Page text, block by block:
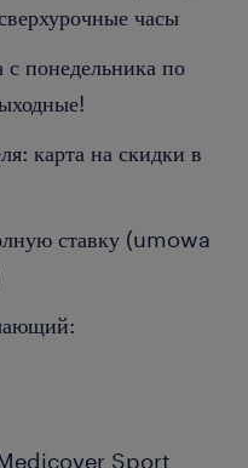
часы
с понедельника по
карта на скидки в
ставку (umowa
Medicover Sport